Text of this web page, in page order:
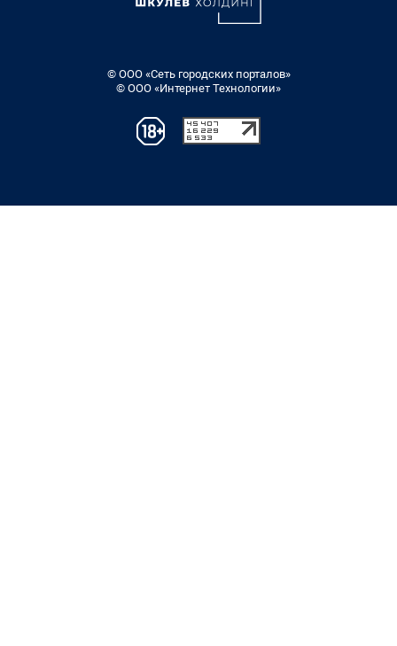
© ООО «Сеть городских порталов»
© ООО «Интернет Технологии»